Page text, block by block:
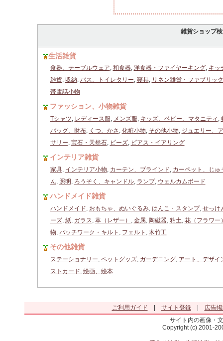
雑貨ショップ
生活雑貨
食器、テーブルウェア, 和食器, 洋食器・ファイヤーキング, キッ
雑貨, 収納, バス、トイレタリー, 寝具, リネン雑貨・ファブリック
帯電話小物
ファッション、小物雑貨
Tシャツ, レディース服, メンズ服, キッズ、ベビー、マタニティ ,
バッグ、財布, くつ、かさ , 化粧小物, その他小物, ジュエリー、
サリー, 宝石・天然石, ビーズ, ピアス・イアリング
インテリア雑貨
家具, インテリア小物, カーテン、ブラインド, カーペット、じゅ
ん, 照明 , ろうそく、キャンドル, ランプ, ウェルカムボード
ハンドメイド雑貨
ハンドメイド, おもちゃ、ぬいぐるみ, はんこ・スタンプ, せっけ
ーズ, 紙, ガラス, 革（レザー） , 金属, 陶磁器, 粘土, 花（フラワー
物, パッチワーク・キルト , フェルト , 木竹工
その他雑貨
ステーショナリー, ペットグッズ, ガーデニング, アート、デザイ
ストカード, 絵画、絵本
ご利用ガイド サイト登録|
広告
サイト内の画像・
Copyright (c) 2001-